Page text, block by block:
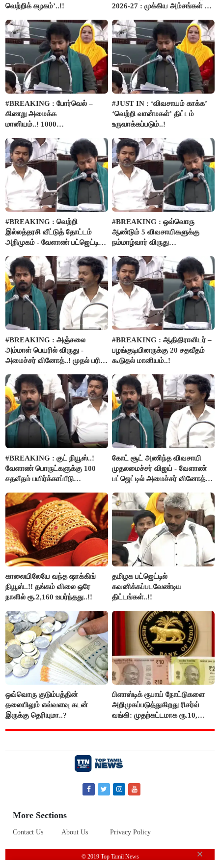
வெற்றிக் கழகம்’..!!
2026-27 : முக்கிய அம்சங்கள் ஓர்
#BREAKING : போர்வெல் –
கிணறு அமைக்க
மானியம்..! 1000
பம்புசெட் வழங்கப்படும்..!
#JUST IN : ‘விவசாயம் காக்க’
‘வெற்றி வான்மகள்’ திட்டம்
உருவாக்கப்படும்..!
#BREAKING : வெற்றி
இல்லத்தரசி வீட்டுத் தோட்டம்
அறிமுகம் - வேளாண் பட்ஜெட்டில்
#BREAKING : ஒவ்வொரு
ஆண்டும் 5 விவசாயிகளுக்கு
நம்மாழ்வார் விருது
#BREAKING : அஞ்சலை
அம்மாள் பெயரில் விருது -
அமைச்சர் வினோத்..! முதல் பரிசு
#BREAKING : ஆதிதிராவிடர் –
பழங்குடியினருக்கு 20 சதவீதம்
கூடுதல் மானியம்..!
#BREAKING : குட் நியூஸ்..!
வேளாண் பொருட்களுக்கு 100
சதவீதம் பயிர்க்காப்பீடு
வினோத்..!
கோட் சூட் அணிந்த விவசாயி
முதலமைச்சர் விஜய் - வேளாண்
பட்ஜெட்டில் அமைச்சர் வினோத்
காலையிலேயே வந்த ஷாக்கிங்
நியூஸ்..!! தங்கம் விலை ஒரே
நாளில் ரூ.2,160 உயர்ந்தது..!!
தமிழக பட்ஜெட்டில்
கவனிக்கப்படவேண்டிய
திட்டங்கள்..!!
ஒவ்வொரு குடும்பத்தின்
தலையிலும் எவ்வளவு கடன்
இருக்கு தெரியுமா..?
பிளாஸ்டிக் ரூபாய் நோட்டுகளை
அறிமுகப்படுத்துகிறது ரிசர்வ்
வங்கி: முதற்கட்டமாக ரூ.10,
More Sections
Contact Us About Us Privacy Policy
© 2019 Top Tamil News